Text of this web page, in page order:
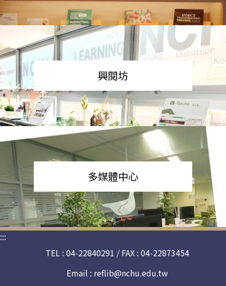
興閱坊
多媒體中心
:::
TEL : 04-22840291 / FAX : 04-22873454
Email : reflib@nchu.edu.tw